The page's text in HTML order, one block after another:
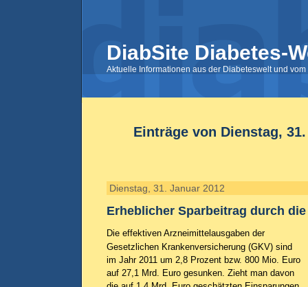
DiabSite Diabetes-
Aktuelle Informationen aus der Diabeteswelt und
Einträge von Dienstag,
Dienstag, 31. Januar 2012
Erheblicher Sparbeitrag durch
Die effektiven Arzneimittelausgaben der
Gesetzlichen Krankenversicherung (GKV) sind
im Jahr 2011 um 2,8 Prozent bzw. 800 Mio. Euro
auf 27,1 Mrd. Euro gesunken. Zieht man davon